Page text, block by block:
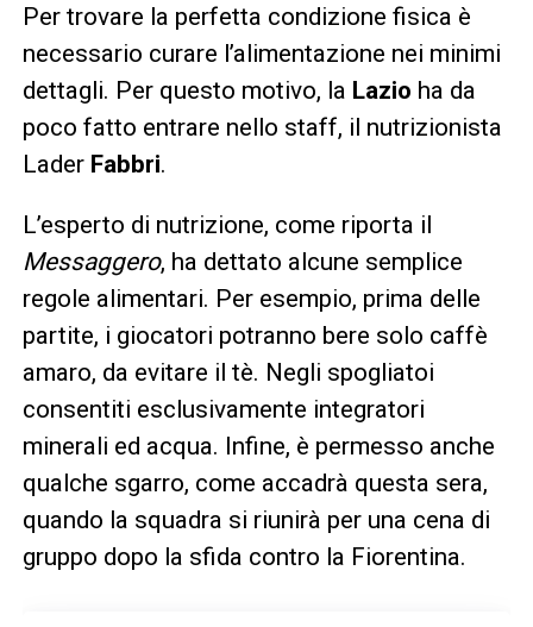
Per trovare la perfetta condizione fisica è
necessario curare l’alimentazione nei minimi
dettagli. Per questo motivo, la Lazio ha da
poco fatto entrare nello staff, il nutrizionista
Lader Fabbri.
L’esperto di nutrizione, come riporta il
Messaggero, ha dettato alcune semplice
regole alimentari. Per esempio, prima delle
partite, i giocatori potranno bere solo caffè
amaro, da evitare il tè. Negli spogliatoi
consentiti esclusivamente integratori
minerali ed acqua. Infine, è permesso anche
qualche sgarro, come accadrà questa sera,
quando la squadra si riunirà per una cena di
gruppo dopo la sfida contro la Fiorentina.